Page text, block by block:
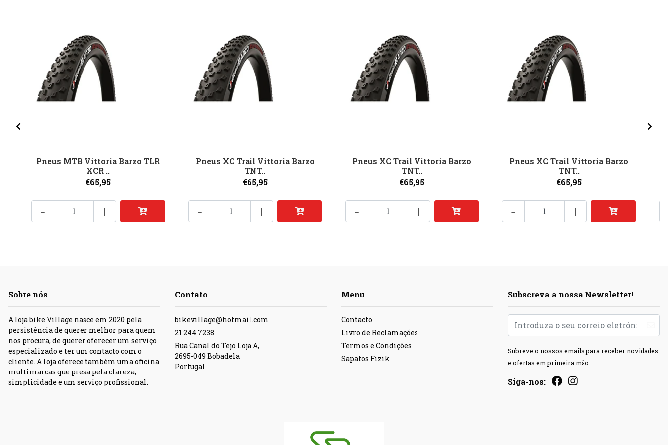
Pneus MTB Vittoria Barzo TLR
XCR ..
€65,95
- +
Pneus XC Trail Vittoria Barzo
TNT..
€65,95
- +
Pneus XC Trail Vittoria Barzo
TNT..
€65,95
- +
Pneus XC Trail Vittoria Barzo
TNT..
€65,95
- +
Sobre nós
A loja bike Village nasce em 2020 pela
persistência de querer melhor para quem
nos procura, de querer oferecer um serviço
especializado e ter um contacto com o
cliente. A loja oferece também uma oficina
multimarcas que presa pela clareza,
simplicidade e um serviço profissional.
Contato
bikevillage@hotmail.com
21 244 7238
Rua Canal do Tejo Loja A,
2695-049 Bobadela
Portugal
Menu
Contacto
Livro de Reclamações
Termos e Condições
Sapatos Fizik
Subscreva a nossa Newsletter!
Subreve o nossos emails para receber novidades
e ofertas em primeira mão.
Siga-nos: